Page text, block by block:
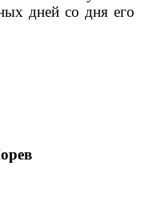
дней со дня его